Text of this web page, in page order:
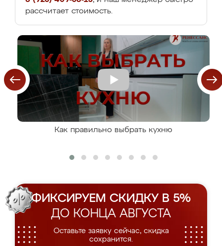
рассчитает стоимость.
Как правильно выбрать кухню
ФИКСИРУЕМ СКИДКУ В 5%
ДО КОНЦА АВГУСТА
Оставьте заявку сейчас, скидка
сохранится.